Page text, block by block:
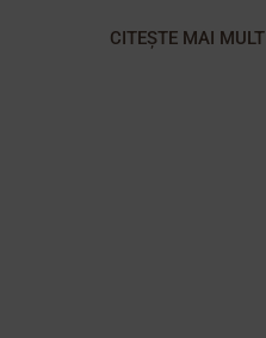
CITEȘTE MAI MULT